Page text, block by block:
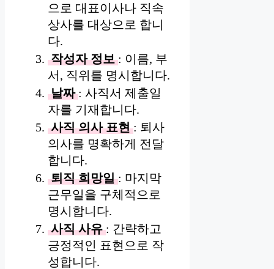
으로 대표이사나 직속
상사를 대상으로 합니
다.
작성자 정보 : 이름, 부
서, 직위를 명시합니다.
날짜 : 사직서 제출일
자를 기재합니다.
사직 의사 표현 : 퇴사
의사를 명확하게 전달
합니다.
퇴직 희망일 : 마지막
근무일을 구체적으로
명시합니다.
사직 사유 : 간략하고
긍정적인 표현으로 작
성합니다.